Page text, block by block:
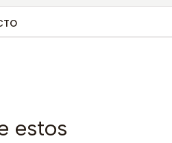
estos